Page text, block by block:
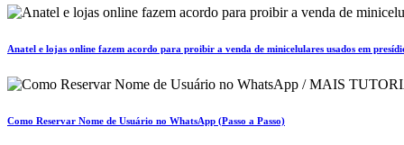
Anatel e lojas online fazem acordo para proibir a venda de minicelulares usados em
Como Reservar Nome de Usuário no WhatsApp (Passo a Passo)